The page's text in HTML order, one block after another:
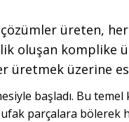
üreten,
oluşan komplike
üretmek üzerine
başladı. Bu
parçalara